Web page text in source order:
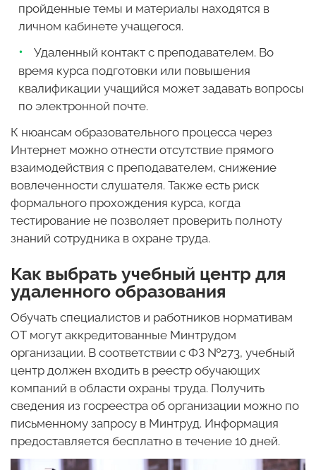
пройденные темы и материалы находятся в
личном кабинете учащегося.
Удаленный контакт с преподавателем. Во
время курса подготовки или повышения
квалификации учащийся может задавать вопросы
по электронной почте.
К нюансам образовательного процесса через
Интернет можно отнести отсутствие прямого
взаимодействия с преподавателем, снижение
вовлеченности слушателя. Также есть риск
формального прохождения курса, когда
тестирование не позволяет проверить полноту
знаний сотрудника в охране труда.
Как выбрать учебный центр для
удаленного образования
Обучать специалистов и работников нормативам
ОТ могут аккредитованные Минтрудом
организации. В соответствии с ФЗ №273, учебный
центр должен входить в реестр обучающих
компаний в области охраны труда. Получить
сведения из госреестра об организации можно по
письменному запросу в Минтруд. Информация
предоставляется бесплатно в течение 10 дней.